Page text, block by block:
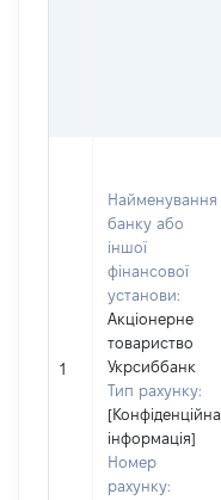
1
Найменування
банку або
іншої
фінансової
установи:
Акціонерне
товариство
Укрсиббанк
Тип рахунку:
[Конфіденційна
інформація]
Номер
рахунку: